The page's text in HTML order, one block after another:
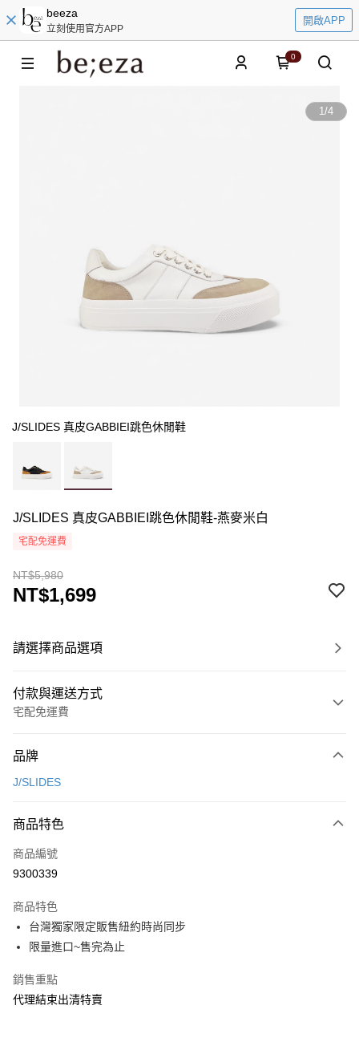
beeza
立刻使用官方APP
開啟APP
0
1/4
J/SLIDES 真皮GABBIEI跳色休閒鞋
J/SLIDES 真皮GABBIEI跳色休閒鞋-燕麥米白
宅配免運費
NT$5,980
NT$1,699
請選擇商品選項
付款與運送方式
宅配免運費
信用卡一次付款
LINE Pay
Apple Pay
悠遊付
ATM付款
運送方式
全家取貨付款
品牌
J/SLIDES
商品特色
商品編號
9300339
商品特色
台灣獨家限定販售紐約時尚同步
限量進口~售完為止
銷售重點
代理結束出清特賣